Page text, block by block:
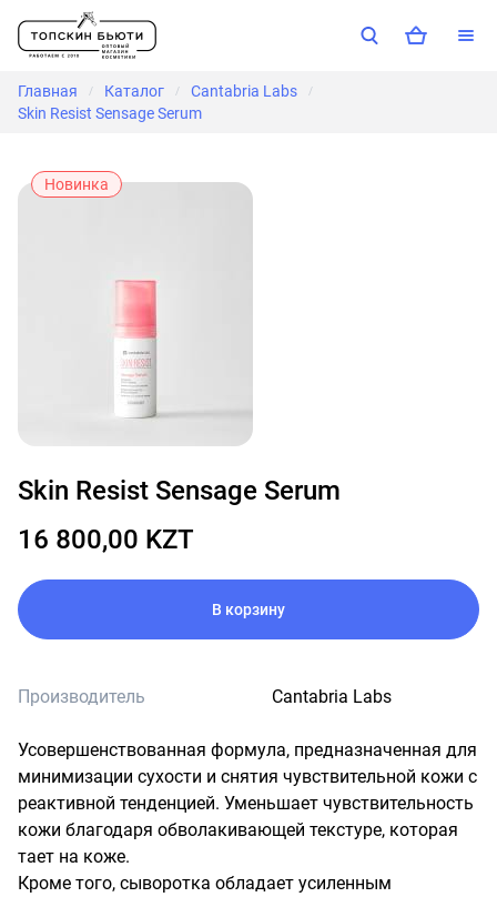
Главная / Каталог / Cantabria Labs /
Skin Resist Sensage Serum
Новинка
Skin Resist Sensage Serum
16 800,00 KZT
В корзину
Производитель Cantabria Labs
Усовершенствованная формула, предназначенная для
минимизации сухости и снятия чувствительной кожи с
реактивной тенденцией. Уменьшает чувствительность
кожи благодаря обволакивающей текстуре, которая
тает на коже.
Кроме того, сыворотка обладает усиленным